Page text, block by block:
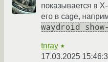
показывается в
его в cage,
waydroid
tnray ★
17.03.2025